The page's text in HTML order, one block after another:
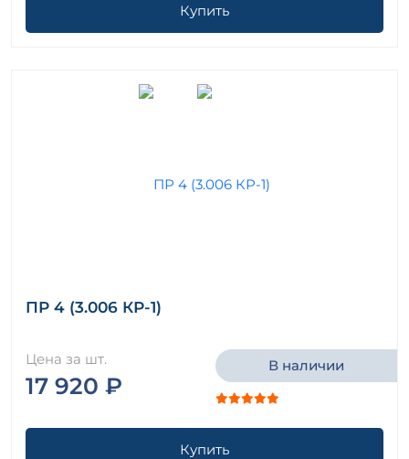
Купить
ПР 4 (3.006 КР-1)
Цена за шт.
17 920 ₽
В наличии
Купить